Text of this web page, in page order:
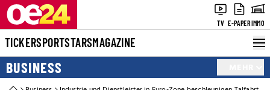
TV E-PAPERIMMO
TICKERSPORTSTARSMAGAZINE
BUSINESS